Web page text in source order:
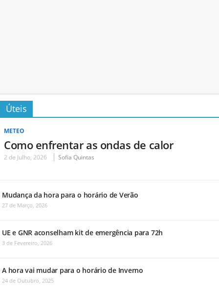
Úteis
METEO
Como enfrentar as ondas de calor
2 de Julho, 2026 Sofia Quintas
Mudança da hora para o horário de Verão
27 de Março, 2026
UE e GNR aconselham kit de emergência para 72h
3 de Fevereiro, 2026
A hora vai mudar para o horário de Inverno
24 de Outubro, 2025